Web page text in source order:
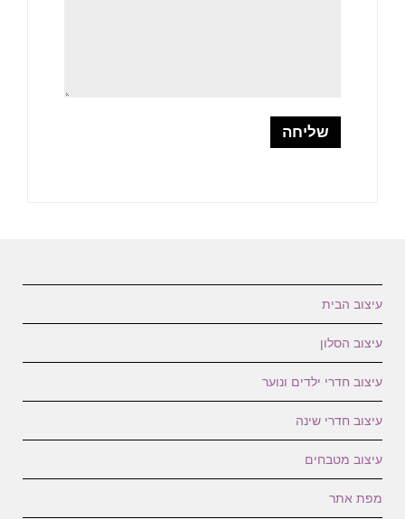
עיצוב הבית
עיצוב הסלון
עיצוב חדרי ילדים ונוער
עיצוב חדרי שינה
עיצוב מטבחים
מפת אתר